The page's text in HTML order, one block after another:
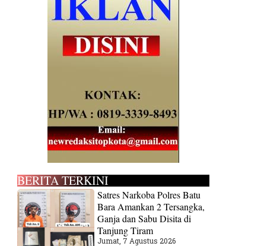
BERITA TERKINI
Satres Narkoba Polres Batu
Bara Amankan 2 Tersangka,
Ganja dan Sabu Disita di
Tanjung Tiram
Jumat, 7 Agustus 2026